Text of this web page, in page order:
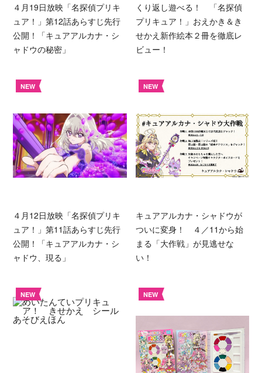
４月19日放映「名探偵プリキ
ュア！」第12話あらすじ先行
公開！「キュアアルカナ・シ
ャドウの秘密」
くり返し遊べる！ 「名探偵
プリキュア！」おえかき＆き
せかえ新作絵本２冊を徹底レ
ビュー！
NEW
４月12日放映「名探偵プリキ
ュア！」第11話あらすじ先行
公開！「キュアアルカナ・シ
ャドウ、現る」
NEW
キュアアルカナ・シャドウが
ついに変身！ ４／11から始
まる「大作戦」が見逃せな
い！
NEW NEW